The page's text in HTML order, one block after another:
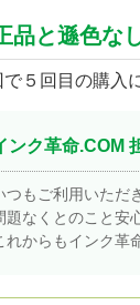
品と遜色な
で５回目の購入
ンク革命.COM
つもご利用いただ
題なくとのこと安
れからもインク革